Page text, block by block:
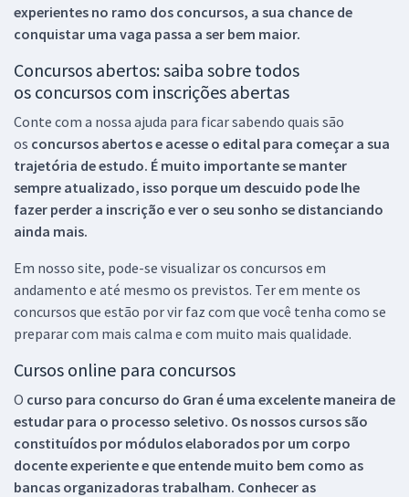
experientes no ramo dos concursos, a sua chance de
conquistar uma vaga passa a ser bem maior.
Concursos abertos: saiba sobre todos
os concursos com inscrições abertas
Conte com a nossa ajuda para ficar sabendo quais são
os concursos abertos e acesse o edital para começar a sua
trajetória de estudo. É muito importante se manter
sempre atualizado, isso porque um descuido pode lhe
fazer perder a inscrição e ver o seu sonho se distanciando
ainda mais.
Em nosso site, pode-se visualizar os concursos em
andamento e até mesmo os previstos. Ter em mente os
concursos que estão por vir faz com que você tenha como se
preparar com mais calma e com muito mais qualidade.
Cursos online para concursos
O curso para concurso do Gran é uma excelente maneira de
estudar para o processo seletivo. Os nossos cursos são
constituídos por módulos elaborados por um corpo
docente experiente e que entende muito bem como as
bancas organizadoras trabalham. Conhecer as